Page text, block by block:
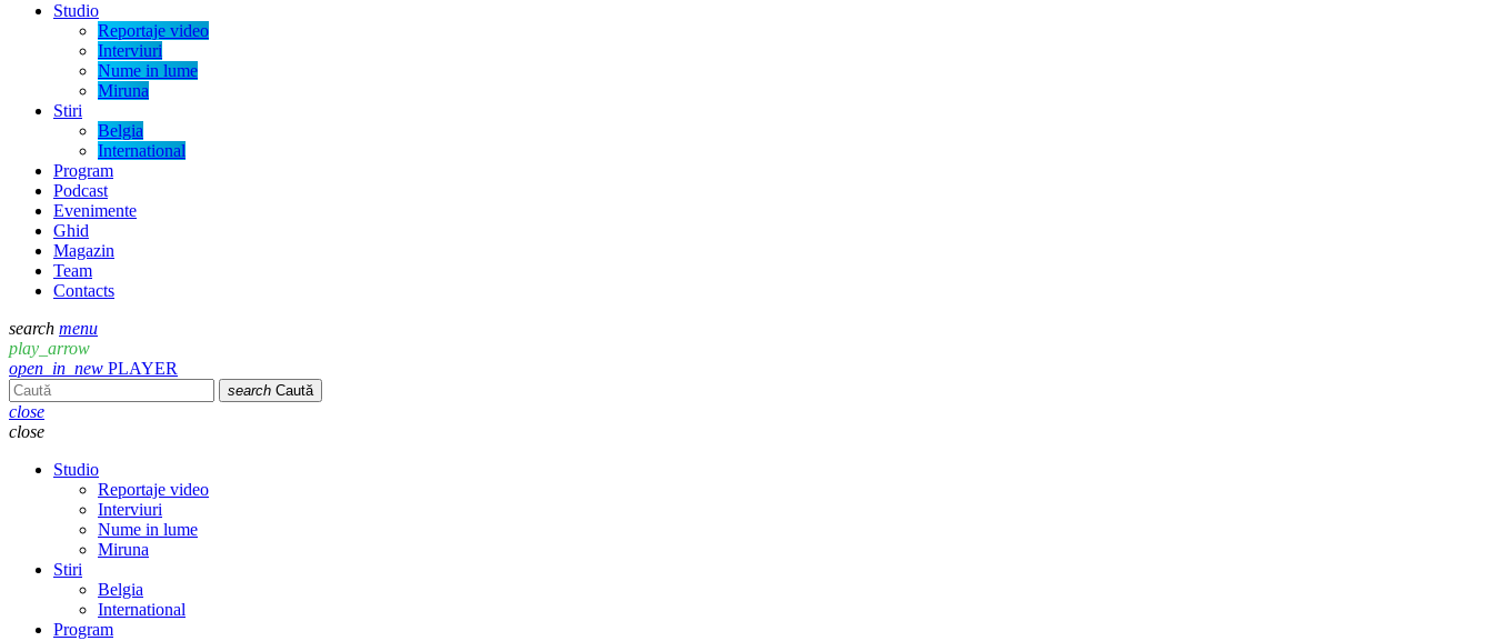
Studio
Reportaje video
Interviuri
Nume in lume
Miruna
Stiri
Belgia
International
Program
Podcast
Evenimente
Ghid
Magazin
Team
Contacts
search menu
play_arrow
open_in_new PLAYER
search Caută
close
close
Studio
Reportaje video
Interviuri
Nume in lume
Miruna
Stiri
Belgia
International
Program